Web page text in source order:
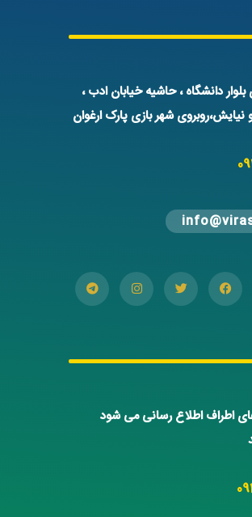
دانشگاه ، حاشیه خیابان ادب ،
شهر بازی پارک ارغوان
اطراف اطلاع رسانی می شود